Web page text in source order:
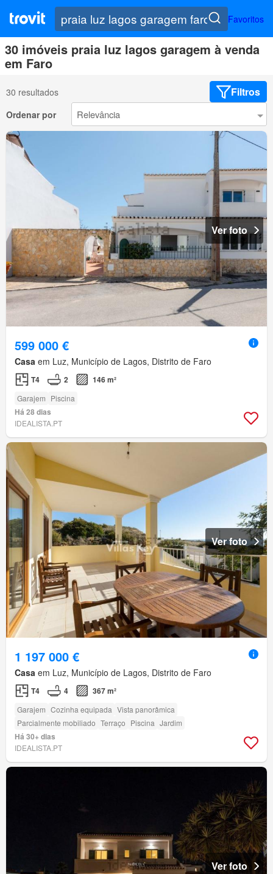
Favoritos
30 imóveis praia luz lagos garagem à venda
em Faro
30 resultados Filtros
Ordenar por
Ver foto
599 000 €
Casa em Luz, Município de Lagos, Distrito de Faro
T4 2 146 m²
Garajem Piscina
Há 28 dias
IDEALISTA.PT
Ver foto
1 197 000 €
Casa em Luz, Município de Lagos, Distrito de Faro
T4 4 367 m²
Garajem Cozinha equipada Vista panorâmica
Parcialmente mobiliado Terraço Piscina Jardim
Há 30+ dias
IDEALISTA.PT
Ver foto